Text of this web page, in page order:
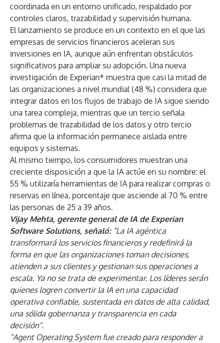
coordinada en un entorno unificado, respaldado por
controles claros, trazabilidad y supervisión humana.
El lanzamiento se produce en un contexto en el que las
empresas de servicios financieros aceleran sus
inversiones en IA, aunque aún enfrentan obstáculos
significativos para ampliar su adopción. Una nueva
investigación de Experian* muestra que casi la mitad de
las organizaciones a nivel mundial (48 %) considera que
integrar datos en los flujos de trabajo de IA sigue siendo
una tarea compleja, mientras que un tercio señala
problemas de trazabilidad de los datos y otro tercio
afirma que la información permanece aislada entre
equipos y sistemas.
Al mismo tiempo, los consumidores muestran una
creciente disposición a que la IA actúe en su nombre: el
55 % utilizaría herramientas de IA para realizar compras o
reservas en línea, porcentaje que asciende al 70 % entre
las personas de 25 a 39 años.
Vijay Mehta, gerente general de IA de Experian
Software Solutions, señaló: “La IA agéntica
transformará los servicios financieros y redefinirá la
forma en que las organizaciones toman decisiones,
atienden a sus clientes y gestionan sus operaciones a
escala. Ya no se trata de experimentar. Los líderes serán
quienes logren convertir la IA en una capacidad
operativa confiable, sustentada en datos de alta calidad,
una sólida gobernanza y transparencia en cada
decisión”.
“Agent Operating System fue creado para responder a